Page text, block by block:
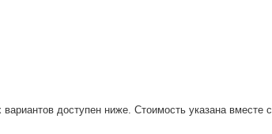
доступен ниже. Стоимость указана вместе с